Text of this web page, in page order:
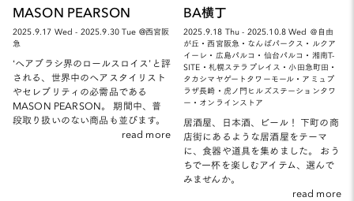
MASON PEARSON
2025.9.17 Wed - 2025.9.30 Tue @西宮阪
急
‘ヘアブラシ界のロールスロイス’と評
される、世界中のヘアスタイリスト
やセレブリティの必需品である
MASON PEARSON。 期間中、普
段取り扱いのない商品も並びます。
read more
BA横丁
2025.9.18 Thu - 2025.10.8 Wed ＠自由
が丘・西宮阪急・なんばパークス・ルクア
イーレ・広島パルコ・仙台パルコ・湘南T-
SITE・札幌ステラプレイス・小田急町田・
タカシマヤゲートタワーモール・アミュプ
ラザ長崎・虎ノ門ヒルズステーションタワ
ー・オンラインストア
居酒屋、日本酒、ビール！ 下町の商
店街にあるような居酒屋をテーマ
に、食器や道具を集めました。 おう
ちで一杯を楽しむアイテム、選んで
みませんか。
read more